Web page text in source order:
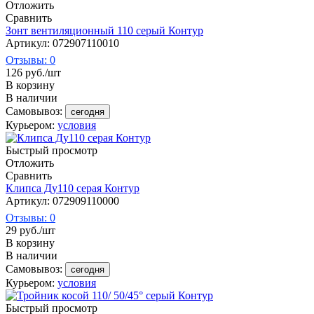
Отложить
Сравнить
Зонт вентиляционный 110 серый Контур
Артикул: 072907110010
Отзывы: 0
126 руб./шт
В корзину
В наличии
Самовывоз:
сегодня
Курьером: условия
Быстрый просмотр
Отложить
Сравнить
Клипса Ду110 серая Контур
Артикул: 072909110000
Отзывы: 0
29 руб./шт
В корзину
В наличии
Самовывоз:
сегодня
Курьером: условия
Быстрый просмотр